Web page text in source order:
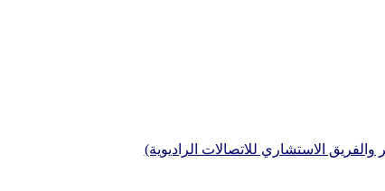
الاستشاري للاتصالات الراديوية)